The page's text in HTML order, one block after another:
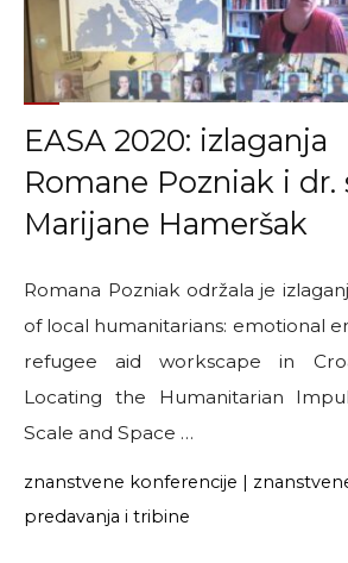
i
Bojan
Mucko:
“Izvan
margina”"
EASA 2020: izlaganja
Romane Pozniak i dr.
Marijane Hameršak
Romana Pozniak održala je
of local humanitarians: emotional
refugee aid workscape in
Locating the Humanitarian
Scale and Space …
znanstvene konferencije |
predavanja i tribine